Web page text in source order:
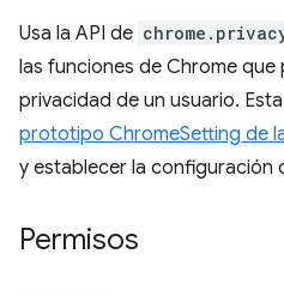
Usa la API de
las funciones de Chrome
privacidad de un usuario.
prototipo ChromeSetting de
y establecer la configuración
Permisos